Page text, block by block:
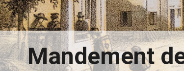
Mandement